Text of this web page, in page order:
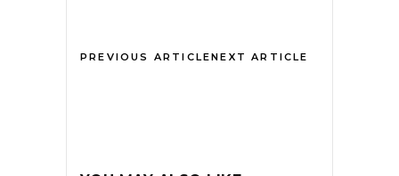
PREVIOUS ARTICLENEXT ARTICLE